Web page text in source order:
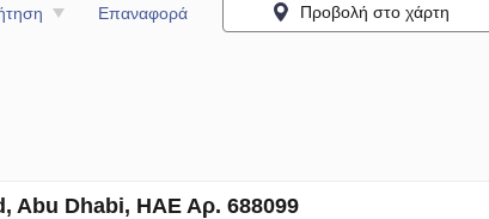
Επαναφορά Προβολή στο χάρτη
Abu Dhabi, ΗΑΕ Αρ. 688099